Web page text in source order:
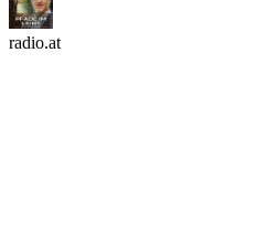
radio.at